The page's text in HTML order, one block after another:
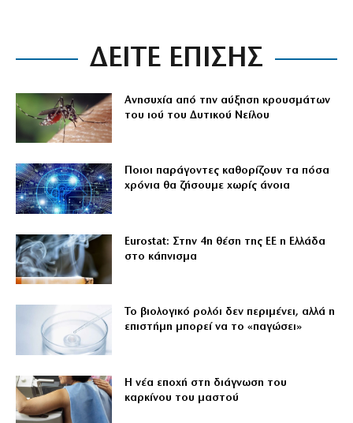
ΔΕΙΤΕ ΕΠΙΣΗΣ
Ανησυχία από την αύξηση κρουσμάτων
του ιού του Δυτικού Νείλου
Ποιοι παράγοντες καθορίζουν τα πόσα
χρόνια θα ζήσουμε χωρίς άνοια
Eurostat: Στην 4η θέση της ΕΕ η Ελλάδα
στο κάπνισμα
Το βιολογικό ρολόι δεν περιμένει, αλλά η
επιστήμη μπορεί να το «παγώσει»
Η νέα εποχή στη διάγνωση του
καρκίνου του μαστού